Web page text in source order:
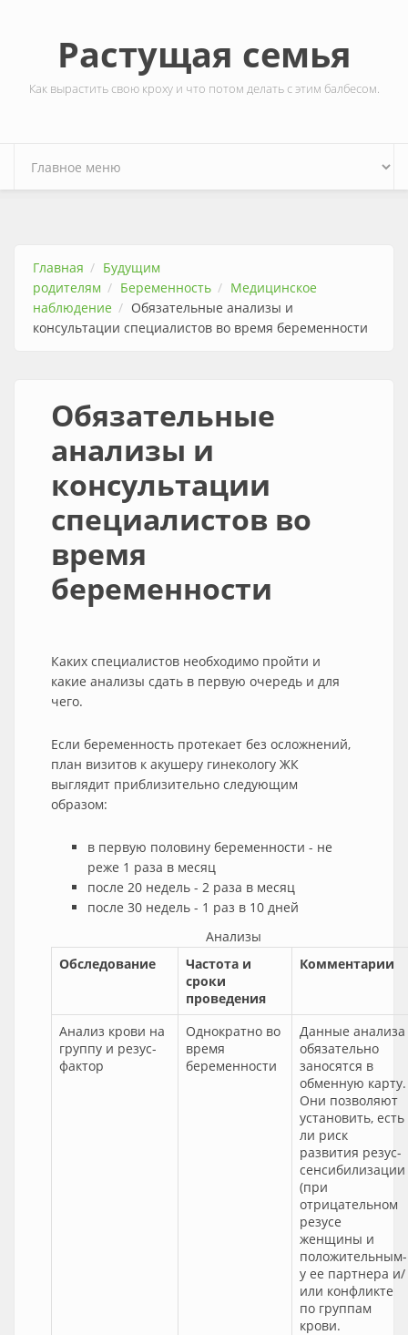
Растущая семья
Как вырастить свою кроху и что потом делать с этим балбесом.
Главная
Будущим
родителям
Беременность
Медицинское
наблюдение
Обязательные анализы и
консультации специалистов во время беременности
Обязательные
анализы и
консультации
специалистов во
время
беременности
Каких специалистов необходимо пройти и
какие анализы сдать в первую очередь и для
чего.
Если беременность протекает без осложнений,
план визитов к акушеру гинекологу ЖК
выглядит приблизительно следующим
образом:
в первую половину беременности - не
реже 1 раза в месяц
после 20 недель - 2 раза в месяц
после 30 недель - 1 раз в 10 дней
Анализы
Обследование
Частота и
сроки
проведения
Комментарии
Анализ крови на
группу и резус-
фактор
Однократно во
время
беременности
Данные анализа
обязательно
заносятся в
обменную карту.
Они позволяют
установить, есть
ли риск
развития резус-
сенсибилизации
(при
отрицательном
резусе
женщины и
положительным-
у ее партнера и/
или конфликте
по группам
крови.